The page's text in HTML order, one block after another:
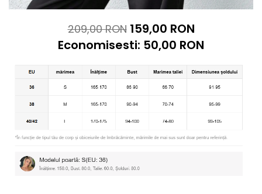
209,00 RON 159,00 RON
Economisesti: 50,00 RON